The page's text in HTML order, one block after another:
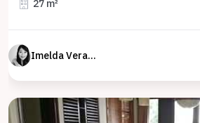
27 m²
Imelda Veranika